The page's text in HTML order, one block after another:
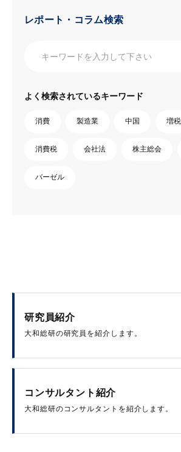
レポート・コラム検索
よく検索されているキーワード
消費 製造業 中国 増税
消費税 会社法 株主総会
バーゼル
研究員紹介
大和総研の研究員を紹介します。
コンサルタント紹介
大和総研のコンサルタントを紹介します。